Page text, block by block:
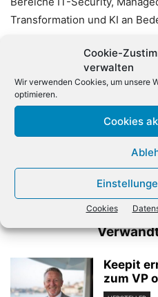
Cookie-
verwalten
Wir verwenden Cookies, um unsere
optimieren.
Cookies
Cookies
Transformation und KI an
Microsoft streicht tausende
Jobs im Xbox-
Keepit
zum VP